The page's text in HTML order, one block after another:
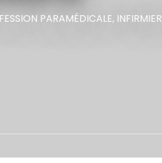
PARAMÉDICALE, INFIRMIER